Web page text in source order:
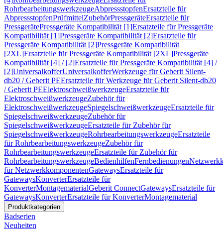
RohrbearbeitungswerkzeugeAbpressstopfenErsatzteile für
AbpressstopfenPrüfmittelZubehörPressgeräteErsatzteile für
PressgerätePressgeräte Kompatibilität [1]Ersatzteile für Pressgeräte
Kompatibilität [1]Pressgeräte Kompatibilität [2]Ersatzteile für
Pressgeräte Kompatibilität [2]Pressgeräte Kompatibilität
[2XL]Ersatzteile für Pressgeräte Kompatibilität [2XL]Pressgeräte
Kompatibilität [4] / [2]Ersatzteile für Pressgeräte Kompatibilität [4] /
[2]UniversalkofferUniversalkofferWerkzeuge für Geberit Silent-
db20 / Geberit PEErsatzteile für Werkzeuge für Geberit Silent-db20
/ Geberit PEElektroschweißwerkzeugeErsatzteile für
ElektroschweißwerkzeugeZubehör für
ElektroschweißwerkzeugeSpiegelschweißwerkzeugeErsatzteile für
SpiegelschweißwerkzeugeZubehör für
SpiegelschweißwerkzeugeErsatzteile für Zubehör für
SpiegelschweißwerkzeugeRohrbearbeitungswerkzeugeErsatzteile
für RohrbearbeitungswerkzeugeZubehör für
RohrbearbeitungswerkzeugeErsatzteile für Zubehör für
RohrbearbeitungswerkzeugeBedienhilfenFernbedienungen
für NetzwerkkomponentenGatewaysErsatzteile für
GatewaysKonverterErsatzteile für
KonverterMontagematerialGeberit ConnectGatewaysErsatzteile für
GatewaysKonverterErsatzteile für KonverterMontagematerial
Produktkategorien
Badserien
Neuheiten